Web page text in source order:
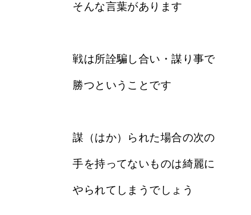
そんな言葉があります
戦は所詮騙し合い・謀り事で
勝つということです
謀（はか）られた場合の次の
手を持ってないものは綺麗に
やられてしまうでしょう